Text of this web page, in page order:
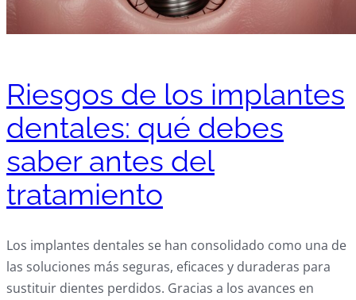
Riesgos de los implantes
dentales: qué debes
saber antes del
tratamiento
Los implantes dentales se han consolidado como una de
las soluciones más seguras, eficaces y duraderas para
sustituir dientes perdidos. Gracias a los avances en